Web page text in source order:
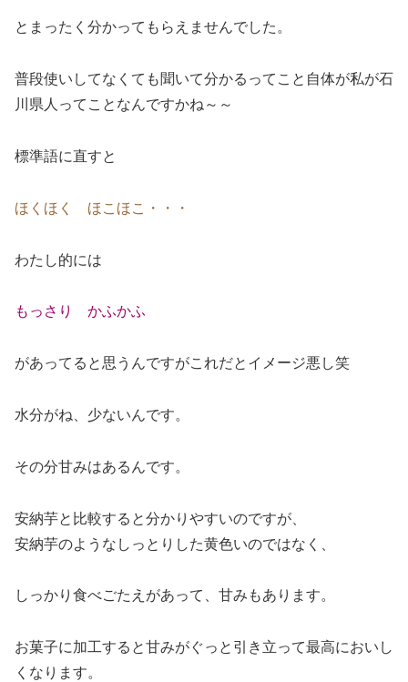
とまったく分かってもらえませんでした。
普段使いしてなくても聞いて分かるってこと自体が私が石
川県人ってことなんですかね～～
標準語に直すと
ほくほく ほこほこ・・・
わたし的には
もっさり かふかふ
があってると思うんですがこれだとイメージ悪し笑
水分がね、少ないんです。
その分甘みはあるんです。
安納芋と比較すると分かりやすいのですが、
安納芋のようなしっとりした黄色いのではなく、
しっかり食べごたえがあって、甘みもあります。
お菓子に加工すると甘みがぐっと引き立って最高においし
くなります。